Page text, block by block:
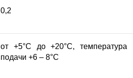
0,2
от +5°С до +20°С, температура
подачи +6 – 8°С